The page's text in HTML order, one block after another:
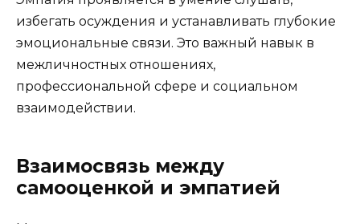
избегать осуждения и устанавливать глубокие
эмоциональные связи. Это важный навык в
межличностных отношениях,
профессиональной сфере и социальном
взаимодействии.
Взаимосвязь между
самооценкой и эмпатией